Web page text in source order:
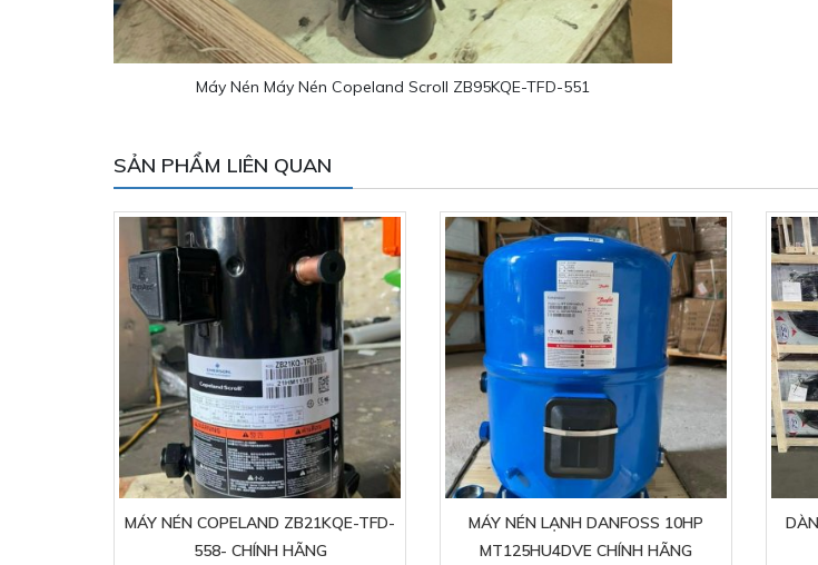
Máy Nén Máy Nén Copeland Scroll ZB95KQE-TFD-551
SẢN PHẨM LIÊN QUAN
MÁY NÉN COPELAND ZB21KQE-TFD-
558- CHÍNH HÃNG
MÁY NÉN LẠNH DANFOSS 10HP
MT125HU4DVE CHÍNH HÃNG